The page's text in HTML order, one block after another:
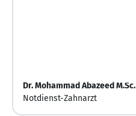
Dr. Mohammad Abazeed M.Sc.
Notdienst-Zahnarzt